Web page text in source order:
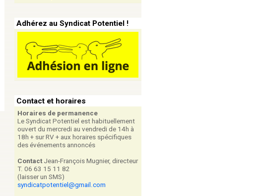
Adhérez au Syndicat Potentiel !
Contact et horaires
Horaires de permanence
Le Syndicat Potentiel est habituellement
ouvert du mercredi au vendredi de 14h à
18h + sur RV + aux horaires spécifiques
des événements annoncés
Contact Jean-François Mugnier, directeur
T. 06 63 15 11 82
(laisser un SMS)
syndicatpotentiel@gmail.com